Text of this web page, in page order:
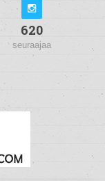
620
seuraajaa